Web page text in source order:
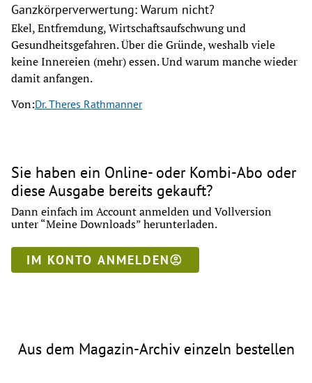
Ganzkörperverwertung: Warum nicht?
Ekel, Entfremdung, Wirtschaftsaufschwung und
Gesundheitsgefahren. Über die Gründe, weshalb viele
keine Innereien (mehr) essen. Und warum manche wieder
damit anfangen.
Von:Dr. Theres Rathmanner
Sie haben ein Online- oder Kombi-Abo oder
diese Ausgabe bereits gekauft?
Dann einfach im Account anmelden und Vollversion
unter “Meine Downloads” herunterladen.
IM KONTO ANMELDEN
Aus dem Magazin-Archiv einzeln bestellen